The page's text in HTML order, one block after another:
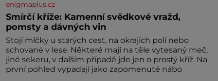
enigmaplus.cz
Smírčí kříže: Kamenní svědkové vražd,
pomsty a dávných vin
Stojí mlčky u starých cest, na okrajích polí nebo
schované v lese. Některé mají na těle vytesaný meč,
jiné sekeru, v dalším případě jde jen o prostý kříž. Na
první pohled vypadají jako zapomenuté nábo